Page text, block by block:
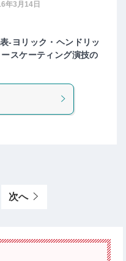
年3月14日
-ヨリック・ヘンドリッ
スケーティング演技の
次へ